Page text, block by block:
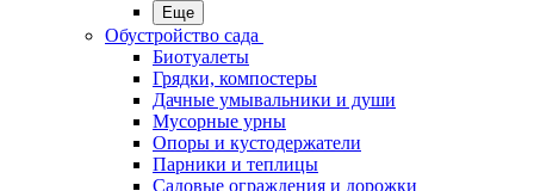
Еще
Обустройство сада
Биотуалеты
Грядки, компостеры
Дачные умывальники и души
Мусорные урны
Опоры и кустодержатели
Парники и теплицы
Садовые ограждения и дорожки